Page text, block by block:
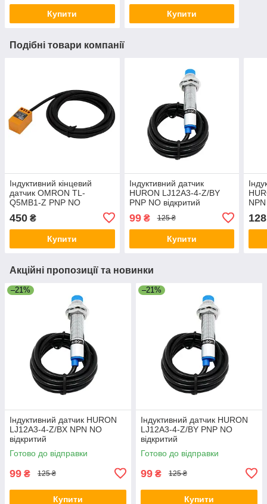
Купити Купити
Подібні товари компанії
Індуктивний кінцевий
датчик OMRON TL-
Q5MB1-Z PNP NO
450 ₴
Купити
Індуктивний датчик
HURON LJ12A3-4-Z/BY
PNP NO відкритий
99₴ 125 ₴
Купити
128
Акційні пропозиції та новинки
–21%
Індуктивний датчик HURON
LJ12A3-4-Z/BX NPN NO
відкритий
Готово до відправки
99 ₴ 125 ₴
Купити
–21%
Індуктивний датчик HURON
LJ12A3-4-Z/BY PNP NO
відкритий
Готово до відправки
99 ₴ 125 ₴
Купити